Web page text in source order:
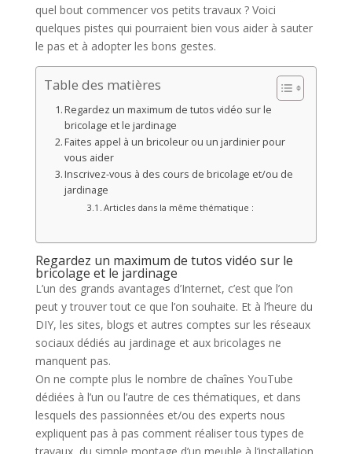
quel bout commencer vos petits travaux ? Voici
quelques pistes qui pourraient bien vous aider à sauter
le pas et à adopter les bons gestes.
Table des matières
Regardez un maximum de tutos vidéo sur le
bricolage et le jardinage
Faites appel à un bricoleur ou un jardinier pour
vous aider
Inscrivez-vous à des cours de bricolage et/ou de
jardinage
Articles dans la même thématique :
Regardez un maximum de tutos vidéo sur le
bricolage et le jardinage
L’un des grands avantages d’Internet, c’est que l’on
peut y trouver tout ce que l’on souhaite. Et à l’heure du
DIY, les sites, blogs et autres comptes sur les réseaux
sociaux dédiés au jardinage et aux bricolages ne
manquent pas.
On ne compte plus le nombre de chaînes YouTube
dédiées à l’un ou l’autre de ces thématiques, et dans
lesquels des passionnées et/ou des experts nous
expliquent pas à pas comment réaliser tous types de